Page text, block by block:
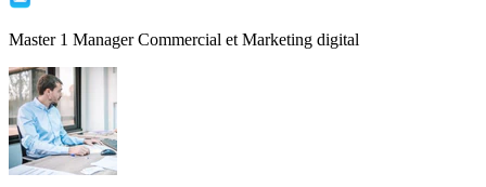
Master 1 Manager Commercial et Marketing digital